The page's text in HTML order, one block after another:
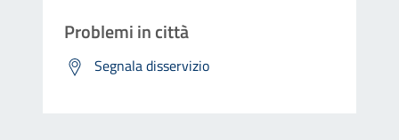
Problemi in città
Segnala disservizio